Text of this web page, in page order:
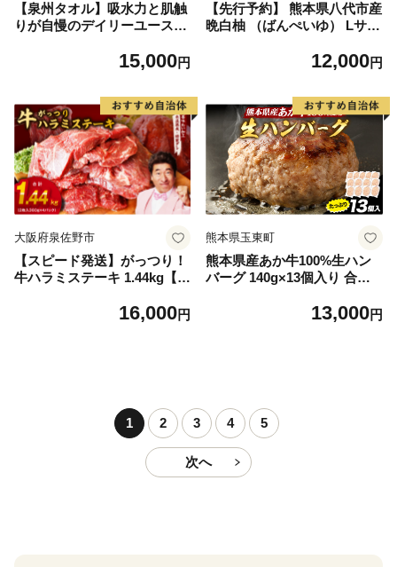
【泉州タオル】吸水力と肌触
りが自慢のデイリーユースバ
トグレー 4枚【配送不可地
15,000円
【先行予約】 熊本県八代市産
晩白柚 （ばんぺいゆ） Lサイ
もの フルーツ おやつ 特産 熊
12,000円
大阪府泉佐野市
【スピード発送】がっつり！
牛ハラミステーキ 1.44kg【氷
g×4パック 牛肉 すてーき 焼
16,000円
熊本県玉東町
熊本県産あか牛100%生ハン
バーグ 140g×13個入り 合計1
に出荷予定(土日祝除く)》熊
13,000円
1 2 3 4 5
次へ